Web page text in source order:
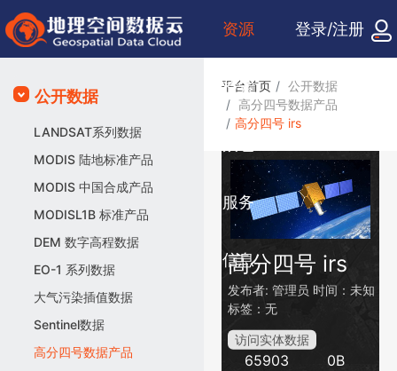
资源
检索
服务
信息
登录/注册
公开数据
LANDSAT系列数据
MODIS 陆地标准产品
MODIS 中国合成产品
MODISL1B 标准产品
DEM 数字高程数据
EO-1 系列数据
大气污染插值数据
Sentinel数据
高分四号数据产品
平台首页
公开数据
高分四号数据产品
高分四号 irs
高分四号 irs
发布者: 管理员 时间：未知
标签：无
访问实体数据
65903 0B